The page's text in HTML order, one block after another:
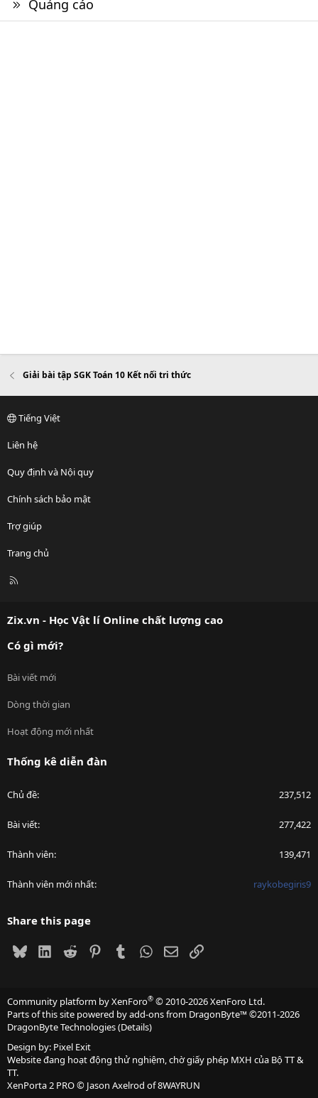
Quảng cáo
Giải bài tập SGK Toán 10 Kết nối tri thức
Tiếng Việt
Liên hệ
Quy định và Nội quy
Chính sách bảo mật
Trợ giúp
Trang chủ
R
Zix.vn - Học Vật lí Online chất lượng cao
Có gì mới?
Bài viết mới
Dòng thời gian
Hoạt động mới nhất
Thống kê diễn đàn
Chủ đề 237,512
Bài viết 277,422
Thành viên 139,471
Thành viên mới nhất raykobegiris9
Share this page
BlueskyLinkedIn
Reddit PinterestTumblrWhatsApp
EmailLink
Community platform by XenForo® © 2010-2026 XenForo Ltd.
Parts of this site powered byadd-ons from DragonByte™©2011-2026
DragonByte Technologies(Details)
Design by: Pixel Exit
Website đang hoạt động thử nghiệm, chờ giấy phép MXH của Bộ TT &
TT.
XenPorta 2 PRO© Jason Axelrod of8WAYRUN